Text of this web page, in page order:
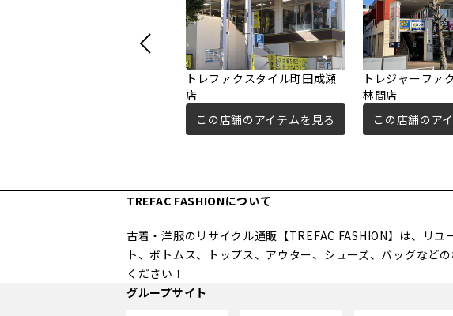
トレファクスタイル町田成瀬
店
この店舗のアイテムを見る
トレジャーファ
林間店
この店舗のア
TREFAC FASHIONについて
古着・洋服のリサイクル通販【TREFAC FASHION】は、リ
ト、ボトムス、トップス、アウター、シューズ、バッグなど
ください！
グループサイト